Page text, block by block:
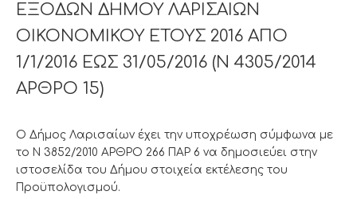
ΕΞΟΔΩΝ ΔΗΜΟΥ ΛΑΡΙΣΑΙΩΝ
ΟΙΚΟΝΟΜΙΚΟΥ ΕΤΟΥΣ 2016 ΑΠΟ
1/1/2016 ΕΩΣ 31/05/2016 (Ν 4305/2014
ΑΡΘΡΟ 15)
Ο Δήμος Λαρισαίων έχει την υποχρέωση σύμφωνα με
το Ν 3852/2010 ΑΡΘΡΟ 266 ΠΑΡ 6 να δημοσιεύει στην
ιστοσελίδα του Δήμου στοιχεία εκτέλεσης του
Προϋπολογισμού.